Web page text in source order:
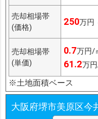
売却相場帯
(価格)
250万円
売却相場帯
(単価)
0.7万円/
61.2万
※土地面積ベース
大阪府堺市美原区今